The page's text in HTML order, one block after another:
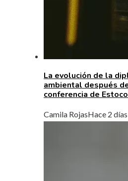
La evolución de la
ambiental después
conferencia de
Camila RojasHace 2 días